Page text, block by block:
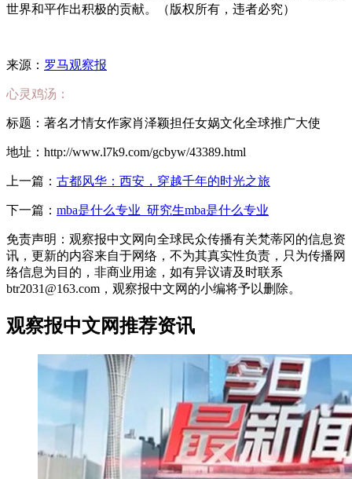
世界和平作出积极的贡献。（版权所有，违者必究）
来源： 罗马观察报
心灵鸡汤：
标题：著名才情女作家肖泽颖担任女娲文化全球推广大使
地址：http://www.l7k9.com/gcbyw/43389.html
上一篇： 古都风华：西安，穿越千年的时光之旅
下一篇： mba是什么专业_研究生mba是什么专业
免责声明：观察报中文网向全球民众传播有关梵蒂冈的信息资
讯，更新的内容来自于网络，不为其真实性负责，只为传播网
络信息为目的，非商业用途，如有异议请及时联系
btr2031@163.com，观察报中文网的小编将予以删除。
观察报中文网推荐资讯